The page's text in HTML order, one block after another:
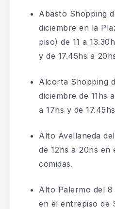
Abasto Shopping
diciembre en la
piso) de 11 a
y de 17.45hs a
Alcorta Shopping
diciembre de 11hs
a 17hs y de
Alto Avellaneda
de 12hs a 20hs en
comidas.
Alto Palermo del 8
en el entrepiso de